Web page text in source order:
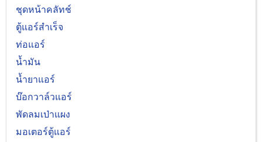
ชุดหน้าคลัทช์
ตู้แอร์สำเร็จ
ท่อแอร์
น้ำมัน
น้ำยาแอร์
บ๊อกวาล์วแอร์
พัดลมเป่าแผง
มอเตอร์ตู้แอร์